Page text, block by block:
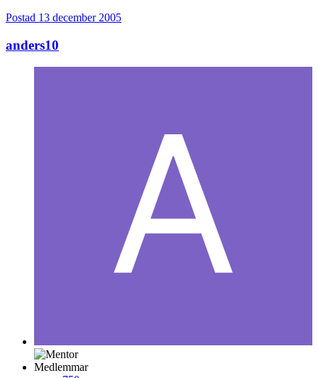
Postad 13 december 2005
anders10
Medlemmar